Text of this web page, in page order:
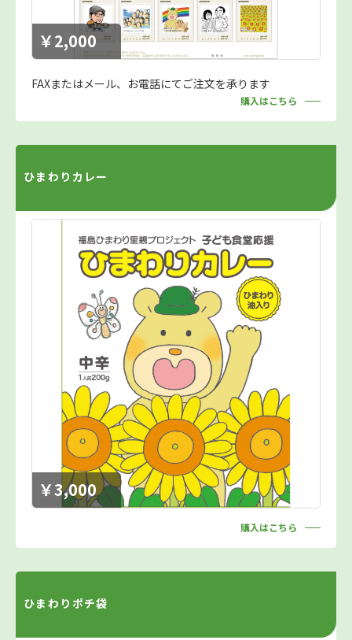
￥2,000
FAXまたはメール、お電話にてご注文を承ります
購入はこちら
ひまわりカレー
￥3,000
購入はこちら
ひまわりポチ袋